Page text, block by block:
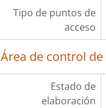
Tipo de puntos de
acceso
Área de control
Estado de
elaboración